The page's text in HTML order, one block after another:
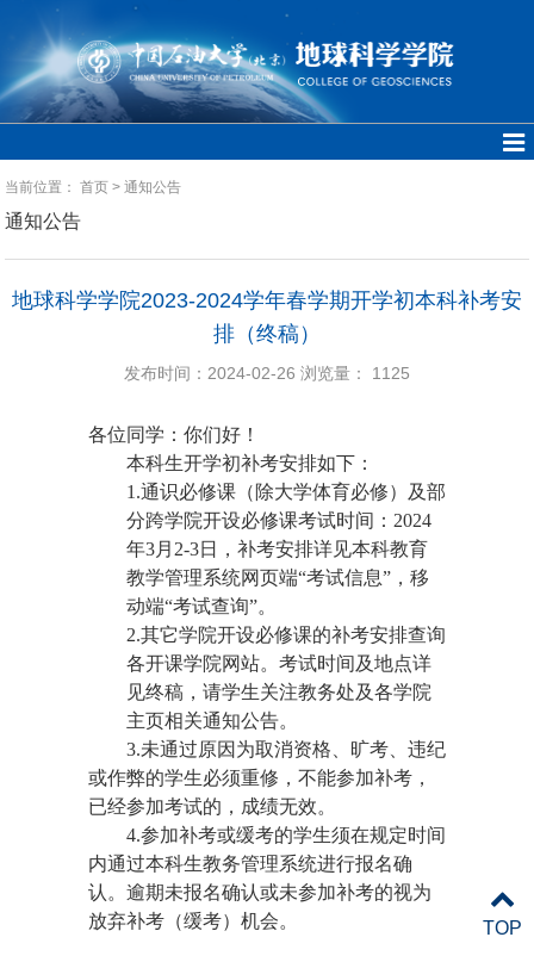
当前位置：首页 >通知公告
通知公告
地球科学学院2023-2024学年春学期开学初本科补考安
排（终稿）
发布时间：2024-02-26 浏览量： 1125
各位同学：你们好！
本科生开学初补考安排如下：
1.通识必修课（除大学体育必修）及部
分跨学院开设必修课考试时间：2024
年3月2-3日，补考安排详见本科教育
教学管理系统网页端“考试信息”，移
动端“考试查询”。
2.其它学院开设必修课的补考安排查询
各开课学院网站。考试时间及地点详
见终稿，请学生关注教务处及各学院
主页相关通知公告。
3.未通过原因为取消资格、旷考、违纪
或作弊的学生必须重修，不能参加补考，
已经参加考试的，成绩无效。
4.参加补考或缓考的学生须在规定时间
内通过本科生教务管理系统进行报名确
认。逾期未报名确认或未参加补考的视为
放弃补考（缓考）机会。
TOP